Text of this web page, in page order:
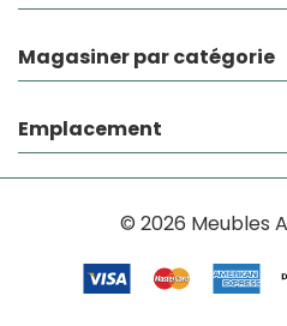
Magasiner par catégorie
Emplacement
© 2026 Meubles